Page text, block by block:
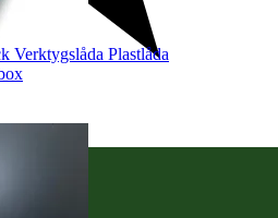
Verktygslåda Plastlåda